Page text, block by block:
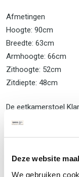
Deze website
We gebruiken
Afmetingen
Hoogte: 90cm
Breedte: 63cm
Armhoogte: 66cm
Zithoogte: 52cm
Zitdiepte: 48cm
De eetkamerstoel
1.000 verschillende
U heeft de keuze uit
makkelijk te reinigen